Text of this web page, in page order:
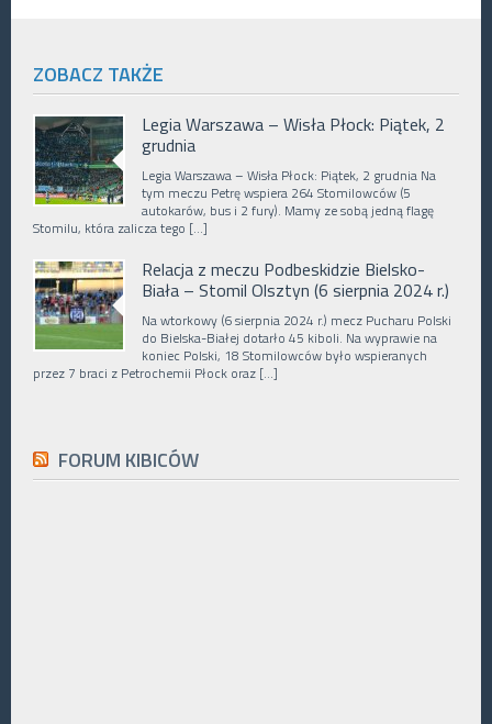
ZOBACZ TAKŻE
Legia Warszawa – Wisła Płock: Piątek, 2
grudnia
Legia Warszawa – Wisła Płock: Piątek, 2 grudnia Na
tym meczu Petrę wspiera 264 Stomilowców (5
autokarów, bus i 2 fury). Mamy ze sobą jedną flagę
Stomilu, która zalicza tego […]
Relacja z meczu Podbeskidzie Bielsko-
Biała – Stomil Olsztyn (6 sierpnia 2024 r.)
Na wtorkowy (6 sierpnia 2024 r.) mecz Pucharu Polski
do Bielska-Białej dotarło 45 kiboli. Na wyprawie na
koniec Polski, 18 Stomilowców było wspieranych
przez 7 braci z Petrochemii Płock oraz […]
FORUM KIBICÓW